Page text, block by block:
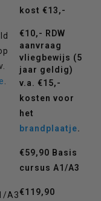
.
kost €13,-
€10,- RDW
aanvraag
vliegbewijs (5
jaar geldig)
v.a. €15,-
kosten voor
het
brandplaatje.
A3
€59,90 Basis
cursus A1/A3
€119,90